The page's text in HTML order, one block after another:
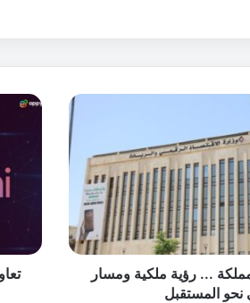
... رؤية ملكية ومسار
المستقبل
ت
ا